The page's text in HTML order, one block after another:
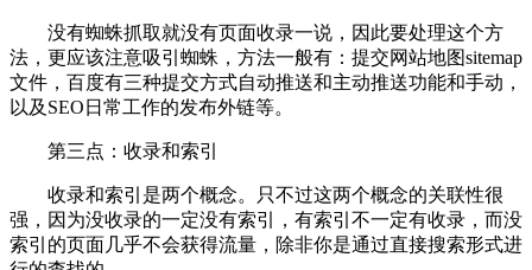
没有蜘蛛抓取就没有页面收录一说，因此要处理这个方
法，更应该注意吸引蜘蛛，方法一般有：提交网站地图sitemap
文件，百度有三种提交方式自动推送和主动推送功能和手动，
以及SEO日常工作的发布外链等。
第三点：收录和索引
收录和索引是两个概念。只不过这两个概念的关联性很
强，因为没收录的一定没有索引，有索引不一定有收录，而没
索引的页面几乎不会获得流量，除非你是通过直接搜索形式进